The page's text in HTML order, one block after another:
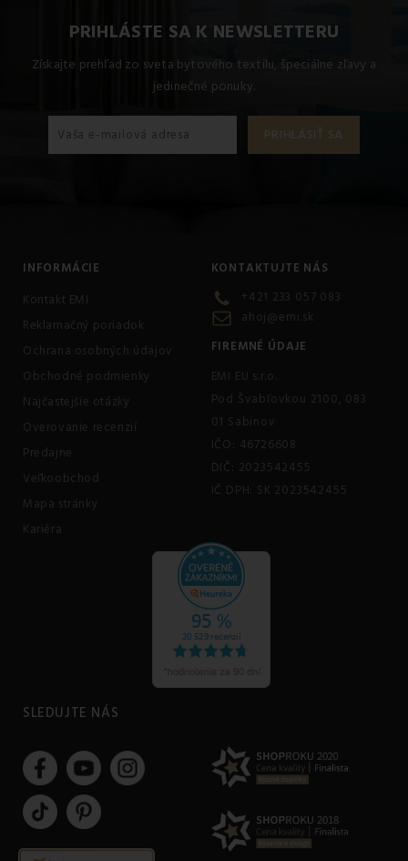
PRIHLÁSTE SA K NEWSLETTERU
Získajte prehľad zo sveta bytového textilu, špeciálne zľavy a
jedinečné ponuky.
INFORMÁCIE
Kontakt EMI
Reklamačný poriadok
Ochrana osobných údajov
Obchodné podmienky
Najčastejšie otázky
Overovanie recenzií
Predajne
Veľkoobchod
Mapa stránky
Kariéra
KONTAKTUJTE NÁS
+421 233 057 083
ahoj@emi.sk
FIREMNÉ ÚDAJE
EMI EU s.r.o.
Pod Švabľovkou 2100, 083
01 Sabinov
IČO: 46726608
DIČ: 2023542455
IČ DPH: SK 2023542455
SLEDUJTE NÁS